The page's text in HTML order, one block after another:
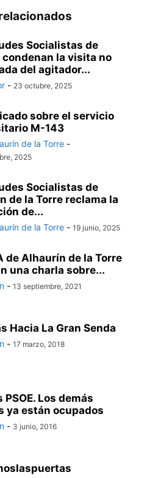
Socialistas de
condenan la visita no
del agitador...
- 23 octubre, 2025
sobre el servicio
M-143
de la Torre -
2025
Socialistas de
de la Torre reclama la
de...
de la Torre - 19 junio, 2025
de Alhaurín de la Torre
una charla sobre...
- 13 septiembre, 2021
Hacia La Gran Senda
- 17 marzo, 2018
PSOE. Los demás
ya están ocupados
- 3 junio, 2016